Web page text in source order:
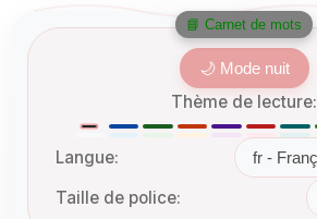
🌙 Mode nuit
Thème de lecture:
Langue:
Taille de police:
📘 Carnet de mots